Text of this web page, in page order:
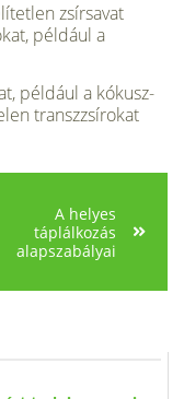
zsírsavat
például a
például a kókusz-
transzzsírokat
A helyes
táplálkozás
alapszabályai